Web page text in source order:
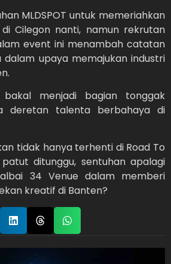
MLDSPOT untuk memeriahkan
di Cilegon nanti, namun rekrutan
event ini menambah catatan
dalam upaya memajukan industri
menjadi bagian tonggak
deretan talenta berbahaya di
tidak hanya terhenti di Road To
patut ditunggu, sentuhan apalagi
34 Venue dalam memberi
kreatif di Banten?